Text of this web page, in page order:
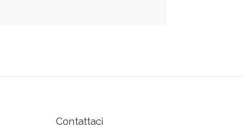
Contattaci